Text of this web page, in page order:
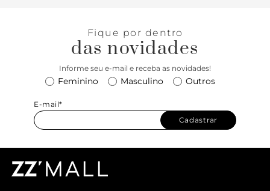
Fique por dentro
das novidades
Informe seu e-mail e receba as novidades!
Feminino Masculino Outros
E-mail*
Cadastrar